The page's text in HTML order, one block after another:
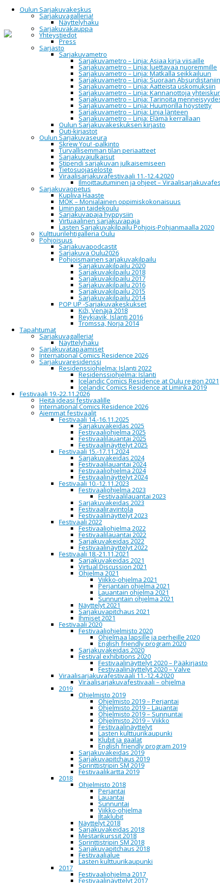
Oulun Sarjakuvakeskus
Sarjakuvagalleria!
Näyttelyhaku
Sarjakuvakauppa
Yhteystiedot
Press
Sarjasto
Sarjakuvametro
Sarjakuvametro – Linja: Asiaa kirja viisaille
Sarjakuvametro – Linja: luettavaa nuoremmille
Sarjakuvametro – Linja: Matkalla seikkailuun
Sarjakuvametro – Linja: Suoraan Absurdistaniin
Sarjakuvametro – Linja: Aatteista uskomuksiin
Sarjakuvametro – Linja: Kannanottoja
Sarjakuvametro – Linja: Tarinoita
Sarjakuvametro – Linja: Huumorilla höystetty
Sarjakuvametro – Linja: Linja länteen
Sarjakuvametro – Linja: Elämä kerrallaan
Oulun Sarjakuvakeskuksen kirjasto
Outi-kirjastot
Oulun Sarjakuvaseura
Skrew You! -palkinto
Turvallisemman tilan periaatteet
Sarjakuvajulkaisut
Stipendi sarjakuvan julkaisemiseen
Tietosuojaseloste
Viraalisarjakuvafestivaali 11.-12.4.2020
Ilmoittautuminen ja ohjeet –
Sarjakuvaopetus
Kupliva Haaste
MOK – Monialainen oppimiskokonaisuus
Limingan taidekoulu
Sarjakuvapaja hyppysiin
Virtuaalinen sarjakuvapaja
Lasten Sarjakuvakilpailu Pohjois-Pohjanmaalla 2020
Kulttuurilehtigalleria Oulu
Pohjoisuus
Sarjakuvapodcastit
Sarjakuva Oulu2026
Pohjoismainen sarjakuvakilpailu
Sarjakuvakilpailu 2020
Sarjakuvakilpailu 2018
Sarjakuvakilpailu 2017
Sarjakuvakilpailu 2016
Sarjakuvakilpailu 2015
Sarjakuvakilpailu 2014
POP UP -Sarjakuvakeskukset
Kiži, Venäjä 2018
Reykjavik, Islanti 2016
Tromssa, Norja 2014
Tapahtumat
Sarjakuvagalleria!
Näyttelyhaku
Sarjakuvatapaamiset
International Comics Residence 2026
Sarjakuvaresidenssi
Residenssiohjelma: Islanti 2022
Residenssiohjelma: Islanti
Icelandic Comics Residence at Oulu region 2021
Icelandic Comics Residence at Liminka 2019
Festivaali 19.-22.11.2026
Heitä ideasi festivaalille
International Comics Residence 2026
Aiemmat festivaalit
Festivaali 14.-16.11.2025
Sarjakuvakeidas 2025
Festivaaliohjelma 2025
Festivaalilauantai 2025
Festivaalinäyttelyt 2025
Festivaali 15.-17.11.2024
Sarjakuvakeidas 2024
Festivaalilauantai 2024
Festivaaliohjelma 2024
Festivaalinäyttelyt 2024
Festivaali 10.-12.11.2023
Festivaaliohjelma 2023
Festivaalilauantai 2023
Sarjakuvakeidas 2023
Festivaaliravintola
Festivaalinäyttelyt 2023
Festivaali 2022
Festivaaliohjelma 2022
Festivaalilauantai 2022
Sarjakuvakeidas 2022
Festivaalinäyttelyt 2022
Festivaali 18.-21.11.2021
Sarjakuvakeidas 2021
Virtual Discussion 2021
Ohjelma 2021
Viikko-ohjelma 2021
Perjantain ohjelma 2021
Lauantain ohjelma 2021
Sunnuntain ohjelma 2021
Näyttelyt 2021
Sarjakuvapitchaus 2021
Ihmiset 2021
Festivaali 2020
Festivaaliohjelmisto 2020
Ohjelmaa lapsille ja perheille 2020
English friendly program 2020
Sarjakuvakeidas 2020
Festival exhibitions 2020
Festivaalinäyttelyt 2020 – Pääkirjasto
Festivaalinäyttelyt 2020 – Valve
Viraalisarjakuvafestivaali 11.-12.4.2020
Viraalisarjakuvafestivaali – ohjelma
2019
Ohjelmisto 2019
Ohjelmisto 2019 – Perjantai
Ohjelmisto 2019 – Lauantai
Ohjelmisto 2019 – Sunnuntai
Ohjelmisto 2019 – Viikko
Festivaalinäyttelyt
Lasten kulttuurikaupunki
Klubit ja gaalat
English friendly program 2019
Sarjakuvakeidas 2019
Sarjakuvapitchaus 2019
Sprinttistripin SM 2019
Festivaalikartta 2019
2018
Ohjelmisto 2018
Perjantai
Lauantai
Sunnuntai
Viikko-ohjelma
Iltaklubit
Näyttelyt 2018
Sarjakuvakeidas 2018
Mestarikurssit 2018
Sprinttistripin SM 2018
Sarjakuvapitchaus 2018
Festivaalialue
Lasten kulttuurikaupunki
2017
Festivaaliohjelma 2017
Festivaalinäyttelyt 2017
HomeFestivaali 19.-22.11.2026
Sarjakuvakeidas 2019
Sarjakuvakeidas
Sarjakuvakeidas on avoinna lauantaina 23.11. klo 11-19
ja sunnuntaina 24.11. klo 12-15:30. Keidas antaa
vierailijoille mahdollisuuden tehdä sarjakuvalöytöjä.
Keitaalla on myynnissä sarjakuvakirjoja, tulosteita,
oheistuotteita ja muuta materiaalia lukuisilla pöydillä,
joiden takaa löytyy itsenäisiä tekijöitä, yrityksiä ja
yhteisöjä. Sarjakuvakeidas sijaitsee Oulun
kaupunginkirjaston pääkirjastolla.
Näytteilleasettajat
Turun Sarjakuvakauppa
Suuri kurpitsa
Pokuto
Illustory
Apila Pepita
Ilpo Koskela
Musta ritari
Kutikuti
Esko Heikkilä
Jiipu Uusitalo
Matsucon
Kummaconin sarjakuva- ja kirjakirppis
Late ja kumppanit
Nikke Lindholm & Onsku Franck
JAKKE & Mikael Hoo
Turun Sarjakuvakerho
Rika Ruusuvaara & Salla Heikkinen
Väinö Siren
H-P Lehkonen, Sara Valta, Paju Ruotsalainen &
Joxu
Matti Reijonen
Vilma Parviainen
Limingan taidekoulu
SIGNEERAUKSET MYYNTIPÖYDISSÄ
LAUANTAINA
11:35
12:10
Sami Nyyssölä
Jaana Suorsa
14:05
Juliana Hyrri & Pauli Kallio
Lauri Ahtinen, Harri Filppa &
Riika Ruottinen
Sira Moksi & Keijo Ahlqvist
Mikko Väyrynen
Illustory– Illustory
Ville Pirinen
Veli-Matti Ural
18:15
Aapo Kukko
SUNNUNTAINA
Late & kumpp.(Late & kumpp.)
Vesa Vitikainen, Tuomas
Ritari
13:35
Jiipu Uusitalo
Mari Ahokoivu– Turun
Juliana Hyrri
Pertti Jarla– Turun
15:10
Harri Filppa & Jarmo Stoor
Sarjakuvakeidas | Comics Oasis
Pääkirjasto | Main library, Kaarlenväylä 3, 1. krs,
Sarjakuvakeidas on avoinna 23.11. klo 11-19 ja
24.11. klo 12-15:30. Keidas antaa vierailijoille
mahdollisuuden tehdä sarjakuvalöytöjä. Keitaalla
on myynnissä sarjakuvakirjoja, tulosteita,
oheistuotteita ja muuta materiaalia lukuisilla
pöydillä, joiden takaa löytyy itsenäisiä tekijöitä,
yrityksiä ja yhteisöjä. Sarjakuvakeidas sijaitsee